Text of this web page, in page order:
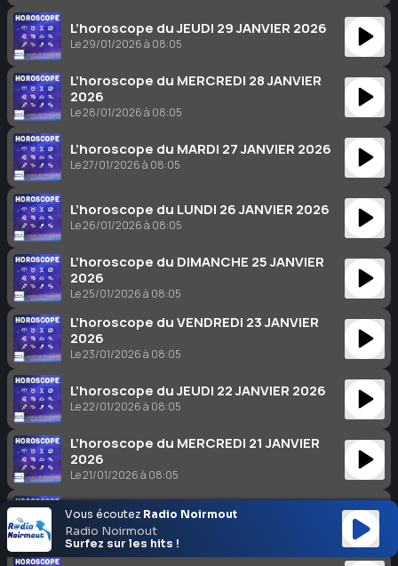
L’horoscope du JEUDI 29 JANVIER 2026
Le 29/01/2026 à 08:05
L’horoscope du MERCREDI 28 JANVIER
2026
Le 28/01/2026 à 08:05
L’horoscope du MARDI 27 JANVIER 2026
Le 27/01/2026 à 08:05
L’horoscope du LUNDI 26 JANVIER 2026
Le 26/01/2026 à 08:05
L’horoscope du DIMANCHE 25 JANVIER
2026
Le 25/01/2026 à 08:05
L’horoscope du VENDREDI 23 JANVIER
2026
Le 23/01/2026 à 08:05
L’horoscope du JEUDI 22 JANVIER 2026
Le 22/01/2026 à 08:05
L’horoscope du MERCREDI 21 JANVIER
2026
Le 21/01/2026 à 08:05
L’horoscope du MARDI 20 JANVIER 2026
Le 20/01/2026 à 08:05
Vous écoutez Radio Noirmout
Radio Noirmout
Surfez sur les hits !